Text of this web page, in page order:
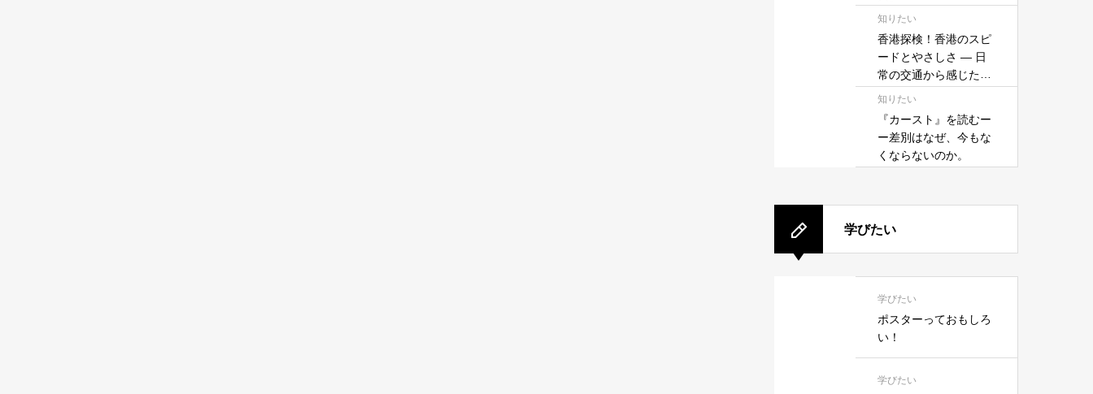
知りたい
香港探検！香港のスピ
ードとやさしさ — 日
常の交通から感じたこ
と —
知りたい
『カースト』を読むー
ー差別はなぜ、今もな
くならないのか。
学びたい
学びたい
ポスターっておもしろ
い！
学びたい